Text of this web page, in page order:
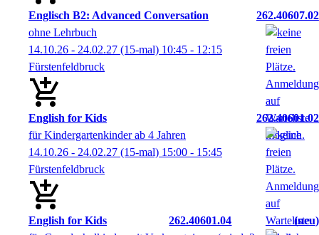
Englisch B2: Advanced Conversation
262.40607.02
ohne Lehrbuch
14.10.26 - 24.02.27 (15-mal) 10:45 - 12:15
Fürstenfeldbruck
English for Kids
262.40601.02
für Kindergartenkinder ab 4 Jahren
14.10.26 - 24.02.27 (15-mal) 15:00 - 15:45
Fürstenfeldbruck
English for Kids 262.40601.04
neu